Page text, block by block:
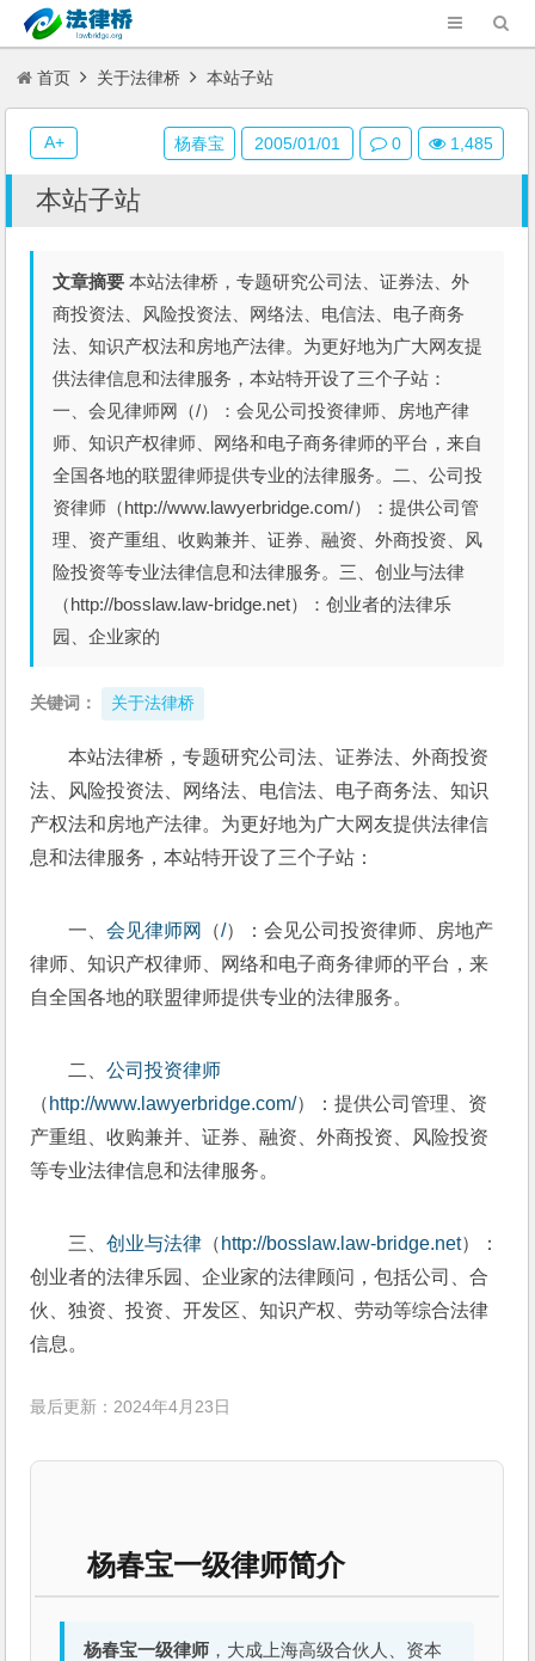
首页 关于法律桥 本站子站
本站子站
文章摘要 本站法律桥，专题研究公司法、证券法、外
商投资法、风险投资法、网络法、电信法、电子商务
法、知识产权法和房地产法律。为更好地为广大网友提
供法律信息和法律服务，本站特开设了三个子站：
一、会见律师网（/）：会见公司投资律师、房地产律
师、知识产权律师、网络和电子商务律师的平台，来自
全国各地的联盟律师提供专业的法律服务。二、公司投
资律师（http://www.lawyerbridge.com/）：提供公司管
理、资产重组、收购兼并、证券、融资、外商投资、风
险投资等专业法律信息和法律服务。三、创业与法律
（http://bosslaw.law-bridge.net）：创业者的法律乐
园、企业家的
关键词： 关于法律桥
本站法律桥，专题研究公司法、证券法、外商投资
法、风险投资法、网络法、电信法、电子商务法、知识
产权法和房地产法律。为更好地为广大网友提供法律信
息和法律服务，本站特开设了三个子站：
一、会见律师网 （/）：会见公司投资律师、房地产
律师、知识产权律师、网络和电子商务律师的平台，来
自全国各地的联盟律师提供专业的法律服务。
二、公司投资律师
（ http://www.lawyerbridge.com/）：提供公司管理、资
产重组、收购兼并、证券、融资、外商投资、风险投资
等专业法律信息和法律服务。
三、创业与法律 （ http://bosslaw.law-bridge.net）：
创业者的法律乐园、企业家的法律顾问，包括公司、合
伙、独资、投资、开发区、知识产权、劳动等综合法律
信息。
最后更新：2024年4月23日
杨春宝一级律师简介
杨春宝一级律师 ，大成上海高级合伙人、资本
杨春宝 2005/01/01 0 1,485
A+